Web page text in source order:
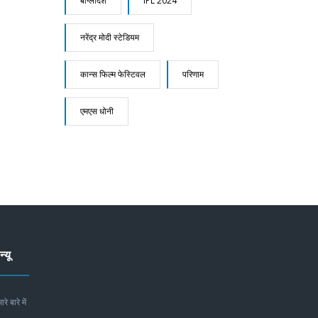
नरेंद्र मोदी स्टेडियम
कान्स फिल्म फेस्टिवल परिणाम
एमएस धोनी
बारे में